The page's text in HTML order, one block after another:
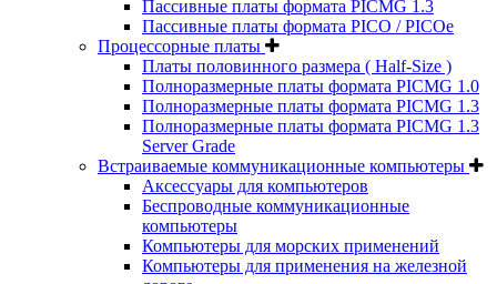
Пассивные платы формата PICMG 1.3
Пассивные платы формата PICO / PICOe
Процессорные платы
Платы половинного размера ( Half-Size )
Полноразмерные платы формата PICMG 1.0
Полноразмерные платы формата PICMG 1.3
Полноразмерные платы формата PICMG 1.3
Server Grade
Встраиваемые коммуникационные компьютеры
Аксессуары для компьютеров
Беспроводные коммуникационные
компьютеры
Компьютеры для морских применений
Компьютеры для применения на железной